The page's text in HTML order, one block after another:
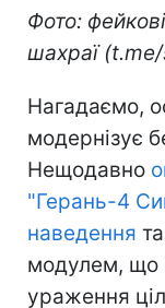
Фото:
шахраї
Нагадаємо,
модернізує
Нещодавно
"Герань-4
наведення
модулем, що
ураження